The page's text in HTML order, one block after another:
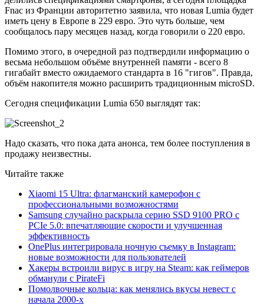
Fnac из Франции авторитетно заявила, что новая Lumia будет
иметь цену в Европе в 229 евро. Это чуть больше, чем
сообщалось пару месяцев назад, когда говорили о 220 евро.
Помимо этого, в очередной раз подтвердили информацию о
весьма небольшом объёме внутренней памяти - всего 8
гигабайт вместо ожидаемого стандарта в 16 "гигов". Правда,
объём накопителя можно расширить традиционным microSD.
Сегодня спецификации Lumia 650 выглядят так:
Надо сказать, что пока дата анонса, тем более поступления в
продажу неизвестны.
Читайте также
Xiaomi 15 Ultra: флагманский камерофон с
профессиональными возможностями
Samsung случайно раскрыла серию SSD 9100 PRO с
PCIe 5.0: впечатляющие скорости и улучшенная
эффективность
OnePlus интегрировала ночную съемку в Instagram:
новые возможности для пользователей
Хакеры встроили вирус в игру на Steam: как геймеров
обманули с PirateFi
Помолвочные кольца: как менялись вкусы невест с
начала 2000-х